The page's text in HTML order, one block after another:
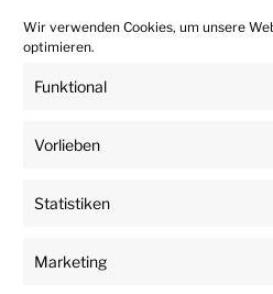
Wir verwenden Cookies, um unsere
optimieren.
Funktional
Vorlieben
Statistiken
Marketing
Download Realpresence Desktop
User